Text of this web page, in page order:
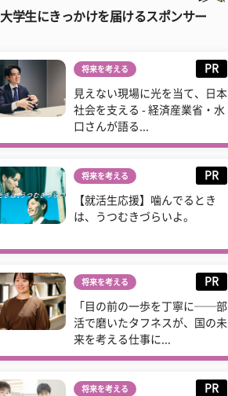
大学生にきっかけを届けるスポンサー
将来を考える PR
見えない現場に光を当て、日本
社会を支える - 経済産業省・水
口さんが語る...
将来を考える PR
【就活生応援】噛んでるとき
は、うつむきづらいよ。
将来を考える PR
「目の前の一歩を丁寧に──部
活で磨いたタフネスが、国の未
来を考える仕事に...
将来を考える PR